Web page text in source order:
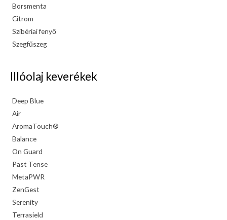
Borsmenta
Citrom
Szibériai fenyő
Szegfűszeg
Illóolaj keverékek
Deep Blue
Air
AromaTouch®
Balance
On Guard
Past Tense
MetaPWR
ZenGest
Serenity
Terrasield